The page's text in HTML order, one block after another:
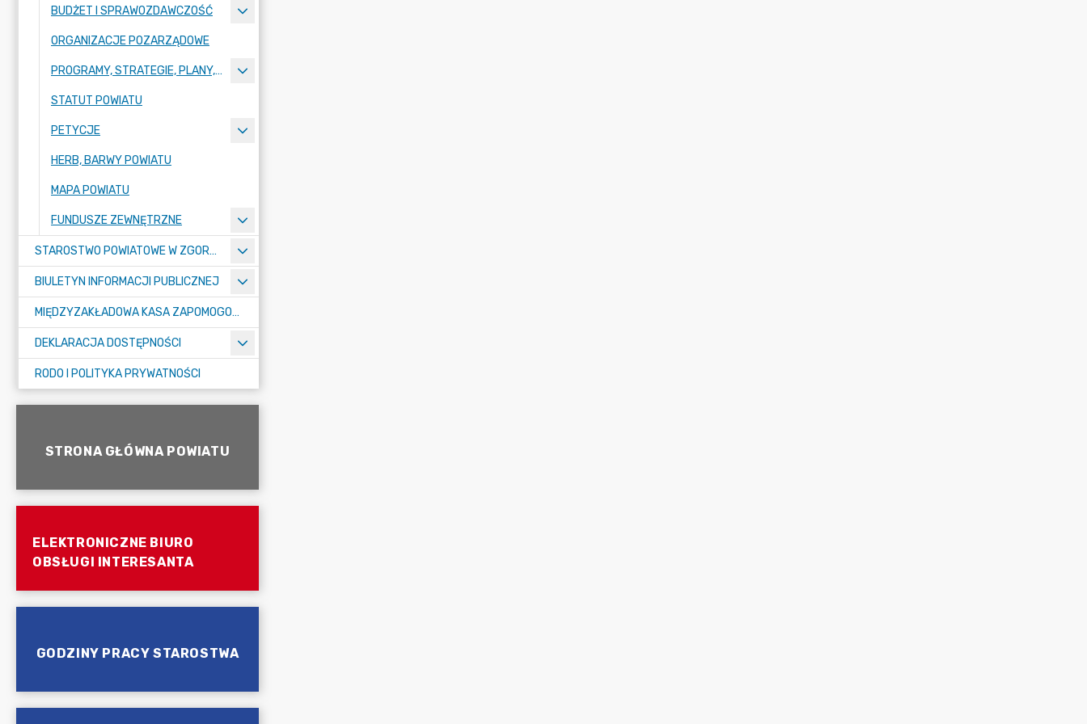
BUDŻET I SPRAWOZDAWCZOŚĆ
ORGANIZACJE POZARZĄDOWE
PROGRAMY, STRATEGIE, PLANY, RAPORTY
STATUT POWIATU
PETYCJE
HERB, BARWY POWIATU
MAPA POWIATU
FUNDUSZE ZEWNĘTRZNE
STAROSTWO POWIATOWE W ZGORZELCU
BIULETYN INFORMACJI PUBLICZNEJ
MIĘDZYZAKŁADOWA KASA ZAPOMOGOWO-POŻYCZKOWA
DEKLARACJA DOSTĘPNOŚCI
RODO I POLITYKA PRYWATNOŚCI
STRONA GŁÓWNA POWIATU
ELEKTRONICZNE BIURO
OBSŁUGI INTERESANTA
GODZINY PRACY STAROSTWA